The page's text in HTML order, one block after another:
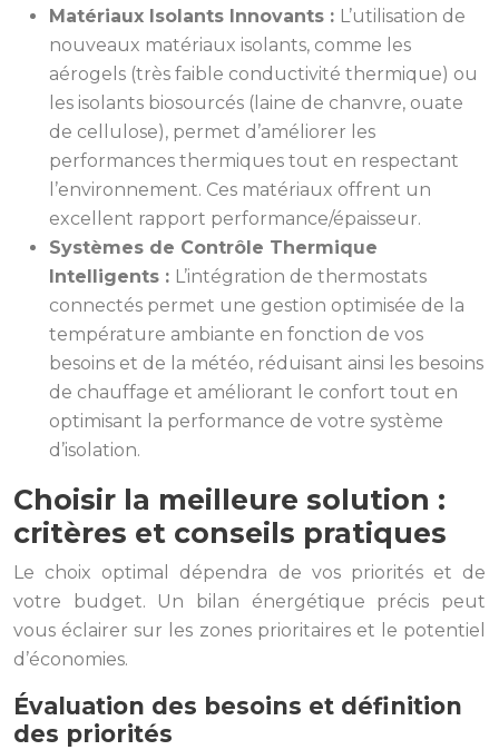
Matériaux Isolants Innovants : L’utilisation de
nouveaux matériaux isolants, comme les
aérogels (très faible conductivité thermique) ou
les isolants biosourcés (laine de chanvre, ouate
de cellulose), permet d’améliorer les
performances thermiques tout en respectant
l’environnement. Ces matériaux offrent un
excellent rapport performance/épaisseur.
Systèmes de Contrôle Thermique
Intelligents : L’intégration de thermostats
connectés permet une gestion optimisée de la
température ambiante en fonction de vos
besoins et de la météo, réduisant ainsi les besoins
de chauffage et améliorant le confort tout en
optimisant la performance de votre système
d’isolation.
Choisir la meilleure solution :
critères et conseils pratiques
Le choix optimal dépendra de vos priorités et de
votre budget. Un bilan énergétique précis peut
vous éclairer sur les zones prioritaires et le potentiel
d’économies.
Évaluation des besoins et définition
des priorités